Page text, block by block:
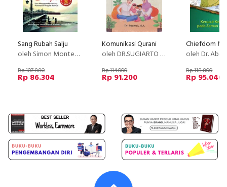
Sang Rubah Salju
oleh Simon Montefiore
Rp 107.880
Rp 86.304
Komunikasi Qurani
oleh DR.SUGIARTO , M.A.
Rp 114.000
Rp 91.200
oleh Dr. Abdul
Rp 118.800
Rp 95.040